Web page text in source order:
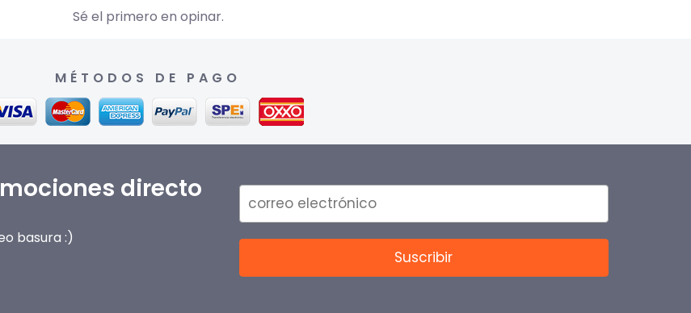
Sé el primero en opinar.
MÉTODOS DE PAGO
directo
basura :)